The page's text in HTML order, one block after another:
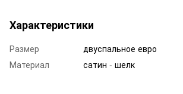
Характеристики
Размер
двуспальное евро
Материал
сатин - шелк